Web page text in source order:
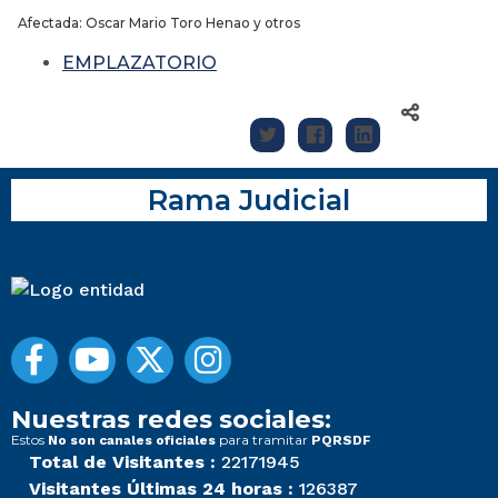
Afectada: Oscar Mario Toro Henao y otros
EMPLAZATORIO
Rama Judicial
Nuestras redes sociales:
Estos No son canales oficiales para tramitar PQRSDF
Total de Visitantes : 22171945
Visitantes Últimas 24 horas : 126387